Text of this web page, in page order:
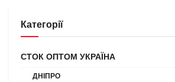
Категорії
СТОК ОПТОМ УКРАЇНА
ДНІПРО